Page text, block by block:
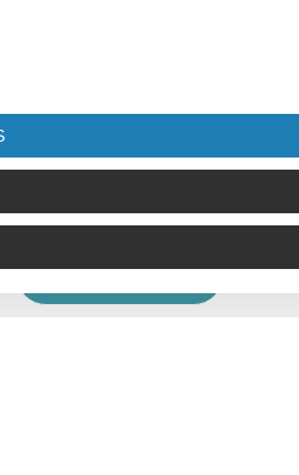
AFFICHER CARTE
De Razisse